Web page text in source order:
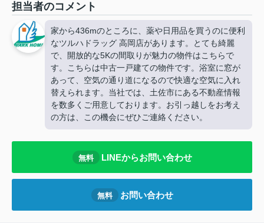
担当者のコメント
家から436mのところに、薬や日用品を買うのに便利
なツルハドラッグ 高岡店があります。とても綺麗
で、開放的な5Kの間取りが魅力の物件はこちらで
す。こちらは中古一戸建ての物件です。浴室に窓が
あって、空気の通り道になるので快適な空気に入れ
替えられます。当社では、土佐市にある不動産情報
を数多くご用意しております。お引っ越しをお考え
の方は、この機会にぜひご連絡ください。
無料 LINEからお問い合わせ
無料 お問い合わせ